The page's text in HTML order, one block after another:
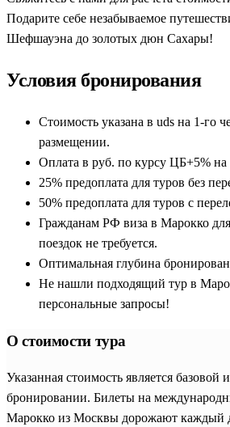
Подарите себе незабываемое
Шефшауэна до золотых дюн Сахары!
Условия бронирования
Стоимость указана в uds на 1-го
размещении.
Оплата в руб. по курсу ЦБ+5% на
25% предоплата для туров без
50% предоплата для туров с
Гражданам РФ виза в Марокко
поездок не требуется.
Оптимальная глубина
Не нашли подходящий тур в
персональные запросы!
О стоимости тура
Указанная стоимость является
бронировании. Билеты на
Марокко из Москвы дорожают каждый